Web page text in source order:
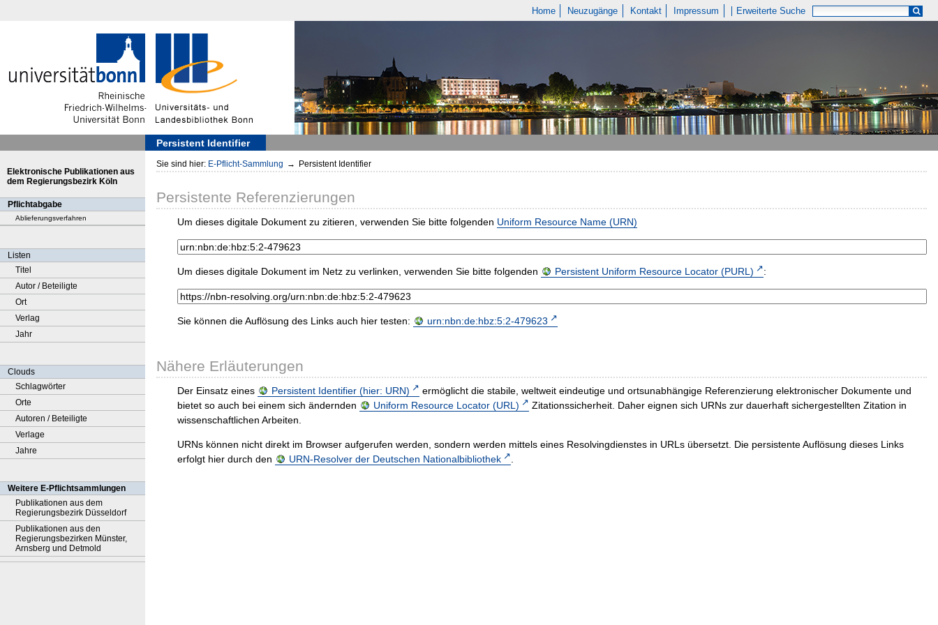
Home Neuzugänge Kontakt Impressum Erweiterte Suche
Persistent Identifier
Elektronische Publikationen aus
dem Regierungsbezirk Köln
Pflichtabgabe
Ablieferungsverfahren
Listen
Titel
Autor / Beteiligte
Ort
Verlag
Jahr
Clouds
Schlagwörter
Orte
Autoren / Beteiligte
Verlage
Jahre
Weitere E-Pflichtsammlungen
Publikationen aus dem
Regierungsbezirk Düsseldorf
Publikationen aus den
Regierungsbezirken Münster,
Arnsberg und Detmold
Sie sind hier: E-Pflicht-Sammlung → Persistent Identifier
Persistente Referenzierungen
Um dieses digitale Dokument zu zitieren, verwenden Sie bitte folgenden Uniform Resource Name (URN)
Um dieses digitale Dokument im Netz zu verlinken, verwenden Sie bitte folgenden Persistent Uniform Resource Locator (PURL) :
Sie können die Auflösung des Links auch hier testen: urn:nbn:de:hbz:5:2-479623
Nähere Erläuterungen
Der Einsatz eines Persistent Identifier (hier: URN)
ermöglicht die stabile, weltweit eindeutige und ortsunabhängige Referenzierung elektronischer Dokumente und
bietet so auch bei einem sich ändernden
Uniform Resource Locator (URL)
Zitationssicherheit. Daher eignen sich URNs zur dauerhaft sichergestellten Zitation in
wissenschaftlichen Arbeiten.
URNs können nicht direkt im Browser aufgerufen werden, sondern werden mittels eines Resolvingdienstes in URLs übersetzt. Die persistente Auflösung dieses Links
erfolgt hier durch den
URN-Resolver der Deutschen Nationalbibliothek .